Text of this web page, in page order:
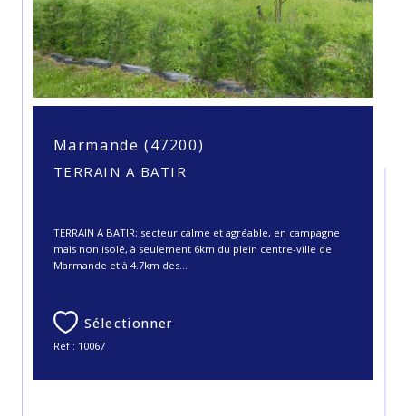
Marmande (47200)
TERRAIN A BATIR
TERRAIN A BATIR; secteur calme et agréable, en campagne
mais non isolé, à seulement 6km du plein centre-ville de
Marmande et à 4.7km des...
Sélectionner
Réf : 10067